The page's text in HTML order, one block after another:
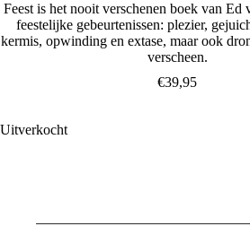
Feest is het nooit verschenen boek van Ed
feestelijke gebeurtenissen: plezier,
kermis, opwinding en extase, maar ook
verscheen.
€39,95
Uitverkocht